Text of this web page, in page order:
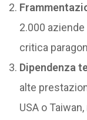
2.000
critica
Dipendenza
alte
USA o